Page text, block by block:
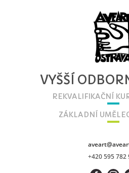
VYŠŠÍ
REKVALIFIKAČNÍ
ZÁKLADNÍ
+420 595 782